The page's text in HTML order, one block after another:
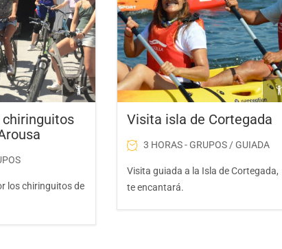
chiringuitos
los chiringuitos de
Visita isla de Cortegada
3 HORAS - GRUPOS / GUIADA
Visita guiada a la Isla de Cortegada,
te encantará.